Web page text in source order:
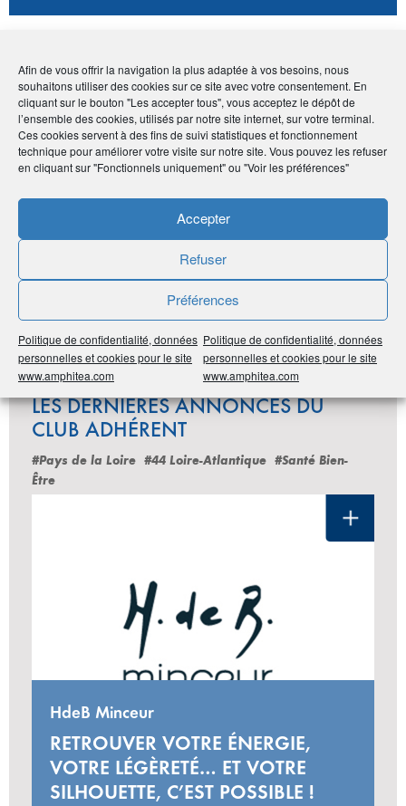
Afin de vous offrir la navigation la plus adaptée à vos besoins, nous
souhaitons utiliser des cookies sur ce site avec votre consentement. En
cliquant sur le bouton "Les accepter tous", vous acceptez le dépôt de
l’ensemble des cookies, utilisés par notre site internet, sur votre terminal.
Ces cookies servent à des fins de suivi statistiques et fonctionnement
technique pour améliorer votre visite sur notre site. Vous pouvez les refuser
en cliquant sur "Fonctionnels uniquement" ou "Voir les préférences"
Accepter
Refuser
Préférences
Politique de confidentialité, données
personnelles et cookies pour le site
www.amphitea.com
Politique de confidentialité, données
personnelles et cookies pour le site
www.amphitea.com
Avantage adhérents
10% de remise sur le prix des livres et les frais d'envoi
offerts pour les adhérents
Publié le :28 septembre 2020
Imprimer
Partager
LES DERNIÈRES ANNONCES DU
CLUB ADHÉRENT
#Pays de la Loire #44 Loire-Atlantique #Santé Bien-
Être
HdeB Minceur
RETROUVER VOTRE ÉNERGIE,
VOTRE LÉGÈRETÉ… ET VOTRE
SILHOUETTE, C’EST POSSIBLE !